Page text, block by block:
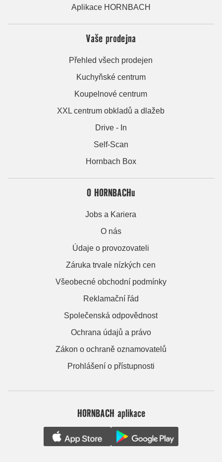
Aplikace HORNBACH
Vaše prodejna
Přehled všech prodejen
Kuchyňské centrum
Koupelnové centrum
XXL centrum obkladů a dlažeb
Drive - In
Self-Scan
Hornbach Box
O HORNBACHu
Jobs a Kariera
O nás
Údaje o provozovateli
Záruka trvale nízkých cen
Všeobecné obchodní podmínky
Reklamační řád
Společenská odpovědnost
Ochrana údajů a právo
Zákon o ochraně oznamovatelů
Prohlášení o přístupnosti
HORNBACH aplikace